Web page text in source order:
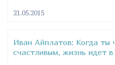
21.05.2015
Иван Айплатов: Когда ты
счастливым, жизнь идет